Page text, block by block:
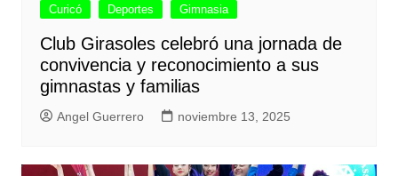
Curicó Deportes Gimnasia
Club Girasoles celebró una jornada de
convivencia y reconocimiento a sus
gimnastas y familias
Angel Guerrero noviembre 13, 2025